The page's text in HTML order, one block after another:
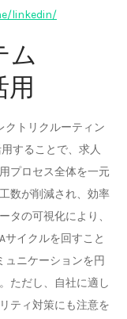
linkedin/
ム
用
クトリクルーティン
することで、求人
プロセス全体を一元
数が削減され、効率
タの可視化により、
サイクルを回すこと
ュニケーションを円
ただし、自社に適し
ティ対策にも注意を